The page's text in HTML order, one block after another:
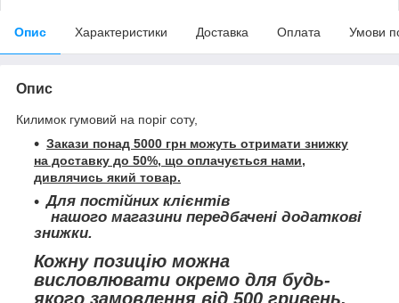
Опис Характеристики Доставка Оплата Умови
Опис
Килимок гумовий на поріг соту,
Закази понад 5000 грн можуть отримати знижку
на доставку до 50%, що оплачується нами,
дивлячись який товар.
Для постійних клієнтів
нашого магазини передбачені додаткові
знижки.
Кожну позицію можна
висловлювати окремо для будь-
якого замовлення від 500 гривень.